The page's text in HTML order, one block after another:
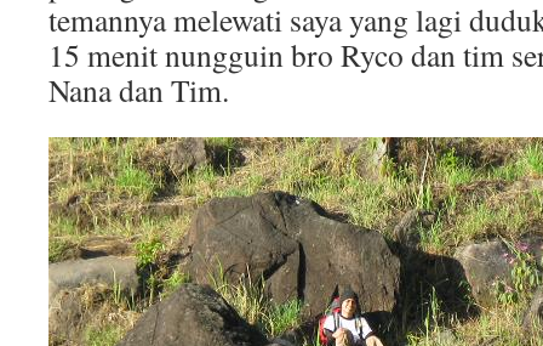
temannya melewati saya yang lagi
15 menit nungguin bro Ryco dan tim
Nana dan Tim.